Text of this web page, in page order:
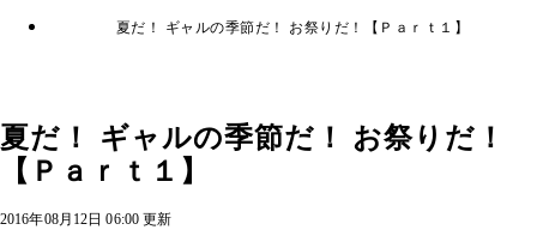
夏だ！ ギャルの季節だ！ お祭りだ！【Ｐａｒｔ１】
夏だ！ ギャルの季節だ！ お祭りだ！
【Ｐａｒｔ１】
2016年08月12日 06:00 更新